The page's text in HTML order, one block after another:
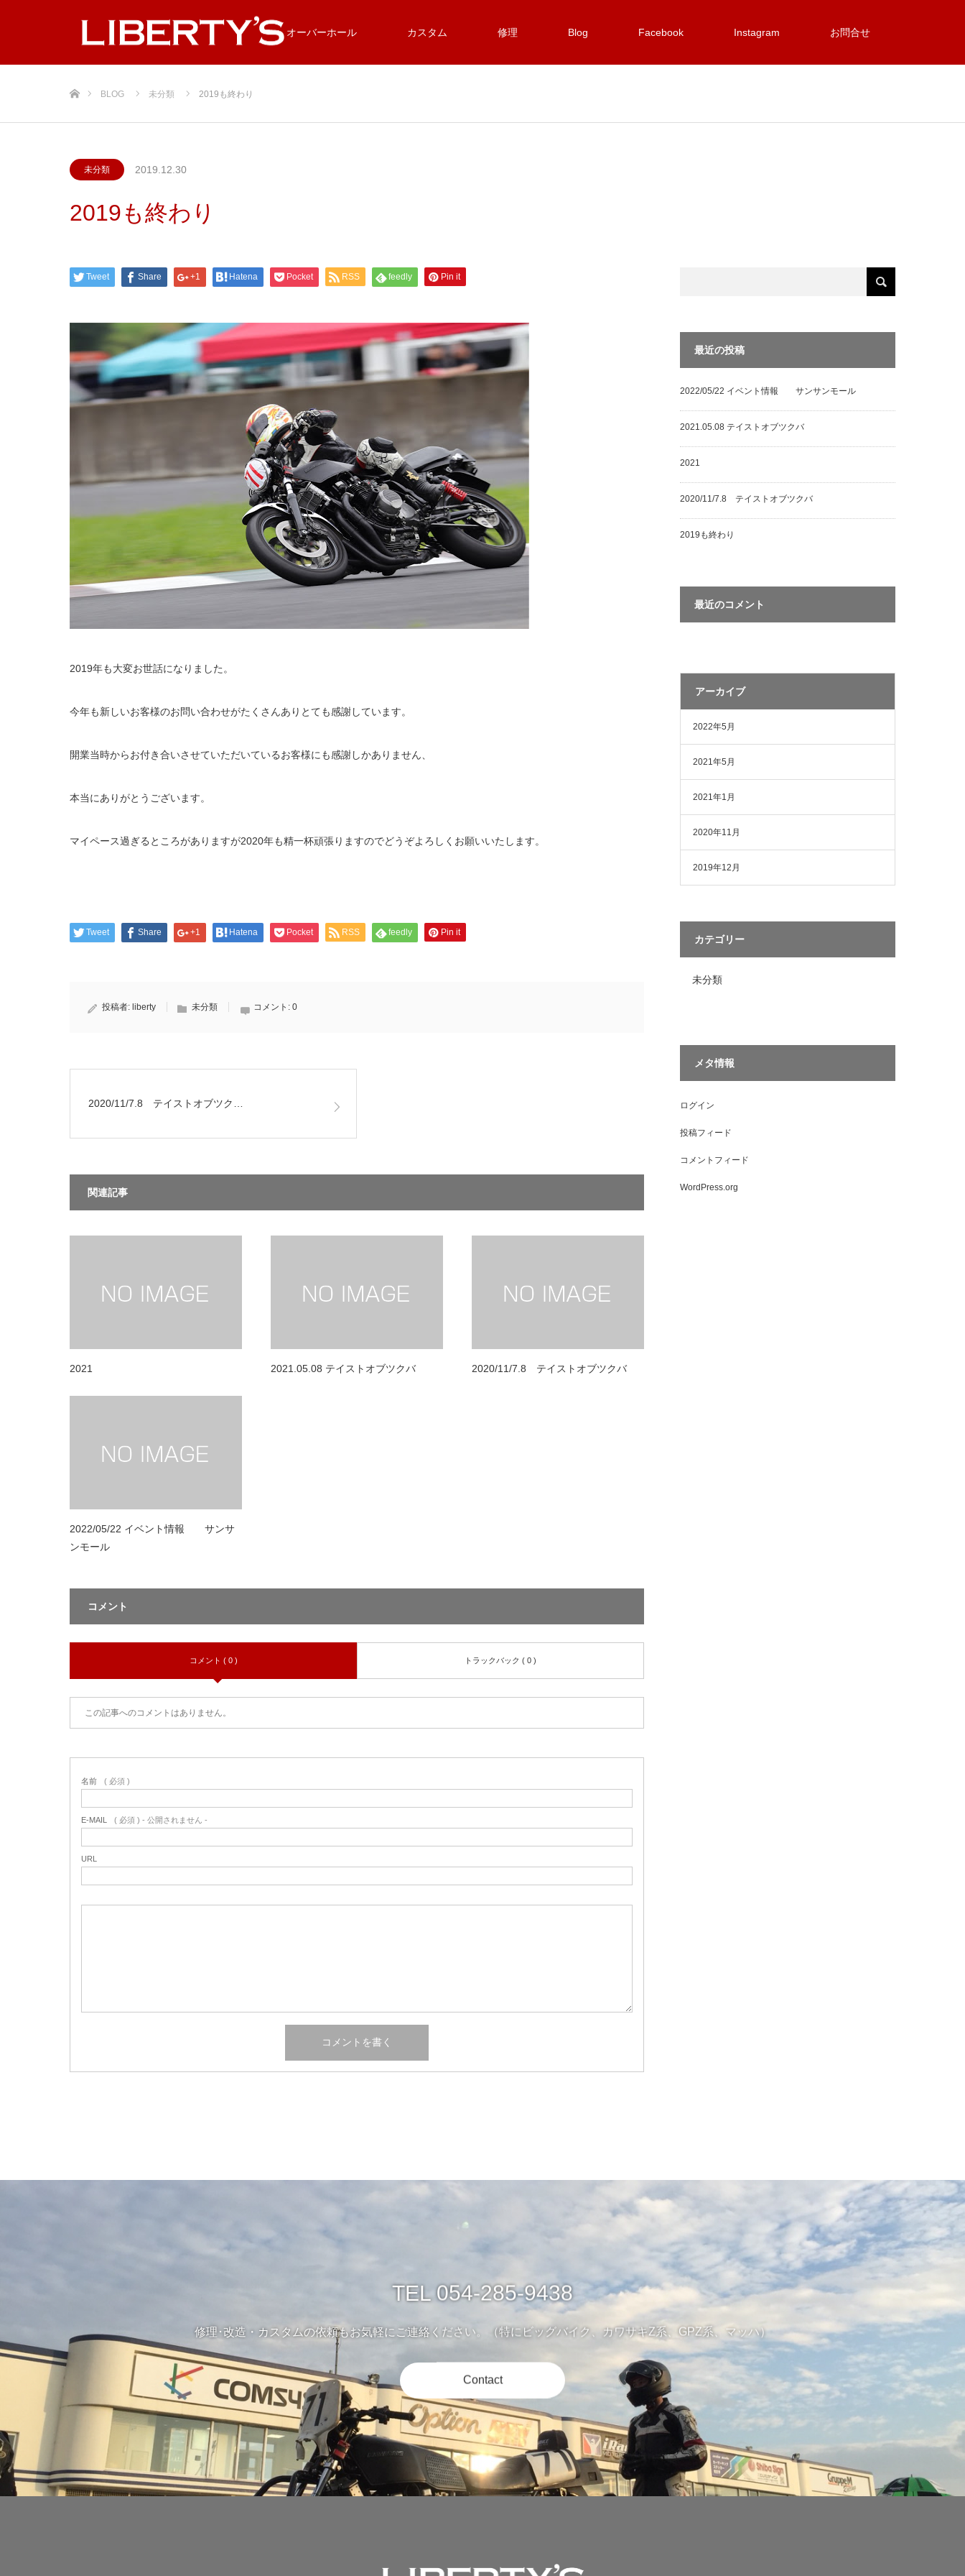
オーバーホール カスタム 修理 Blog Facebook Instagram お問合せ
BLOG 未分類 2019も終わり
未分類 2019.12.30
2019も終わり
Tweet Share +1 Hatena Pocket RSS feedly Pin it
2019年も大変お世話になりました。
今年も新しいお客様のお問い合わせがたくさんありとても感謝しています。
開業当時からお付き合いさせていただいているお客様にも感謝しかありません、
本当にありがとうございます。
マイペース過ぎるところがありますが2020年も精一杯頑張りますのでどうぞよろしくお願いいたします。
Tweet Share +1 Hatena Pocket RSS feedly Pin it
投稿者: liberty 未分類 コメント: 0
2020/11/7.8 テイストオブツク…
関連記事
2021 2021.05.08 テイストオブツクバ 2020/11/7.8 テイストオブツクバ
2022/05/22 イベント情報 サンサ
ンモール
コメント
コメント ( 0 ) トラックバック ( 0 )
この記事へのコメントはありません。
名前 ( 必須 )
E-MAIL ( 必須 ) - 公開されません -
URL
最近の投稿
2022/05/22 イベント情報 サンサンモール
2021.05.08 テイストオブツクバ
2021
2020/11/7.8 テイストオブツクバ
2019も終わり
最近のコメント
アーカイブ
2022年5月
2021年5月
2021年1月
2020年11月
2019年12月
カテゴリー
未分類
メタ情報
ログイン
投稿フィード
コメントフィード
WordPress.org
TEL 054-285-9438
修理･改造・カスタムの依頼もお気軽にご連絡ください。（特にビッグバイク、カワサキZ系、GPZ系、マッハ）
Contact